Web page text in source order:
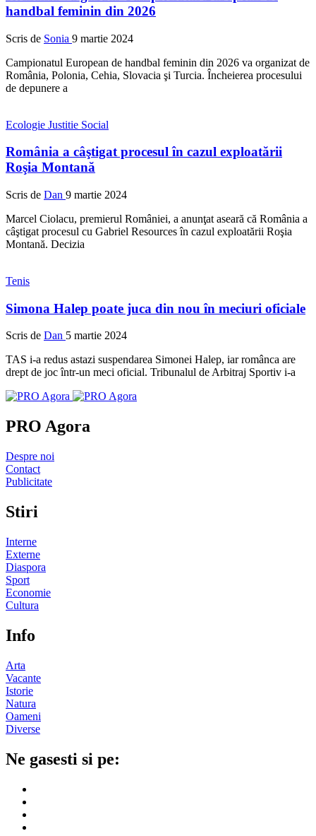
handbal feminin din 2026
Scris de Sonia 9 martie 2024
Campionatul European de handbal feminin din 2026 va organizat de
România, Polonia, Cehia, Slovacia şi Turcia. Încheierea procesului
de depunere a
Ecologie Justitie Social
România a câştigat procesul în cazul exploatării
Roşia Montană
Scris de Dan 9 martie 2024
Marcel Ciolacu, premierul României, a anunţat aseară că România a
câştigat procesul cu Gabriel Resources în cazul exploatării Roşia
Montană. Decizia
Tenis
Simona Halep poate juca din nou în meciuri oficiale
Scris de Dan 5 martie 2024
TAS i-a redus astazi suspendarea Simonei Halep, iar românca are
drept de joc într-un meci oficial. Tribunalul de Arbitraj Sportiv i-a
PRO Agora
Despre noi
Contact
Publicitate
Stiri
Interne
Externe
Diaspora
Sport
Economie
Cultura
Info
Arta
Vacante
Istorie
Natura
Oameni
Diverse
Ne gasesti si pe: